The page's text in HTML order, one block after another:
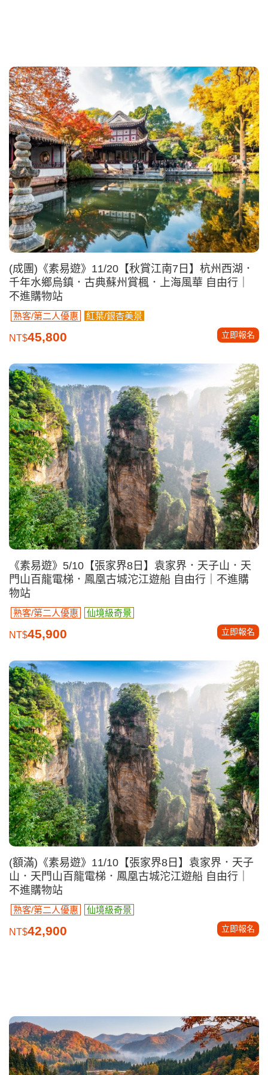
(成團)《素易遊》11/20【秋賞江南7日】杭州西湖．
千年水鄉烏鎮．古典蘇州賞楓．上海風華 自由行｜
不進購物站
熟客/第二人優惠 紅葉/銀杏美景
NT$45,800 立即報名
《素易遊》5/10【張家界8日】袁家界．天子山．天
門山百龍電梯．鳳凰古城沱江遊船 自由行｜不進購
物站
熟客/第二人優惠 仙境級奇景
NT$45,900 立即報名
(額滿)《素易遊》11/10【張家界8日】袁家界．天子
山．天門山百龍電梯．鳳凰古城沱江遊船 自由行｜
不進購物站
熟客/第二人優惠 仙境級奇景
NT$42,900 立即報名